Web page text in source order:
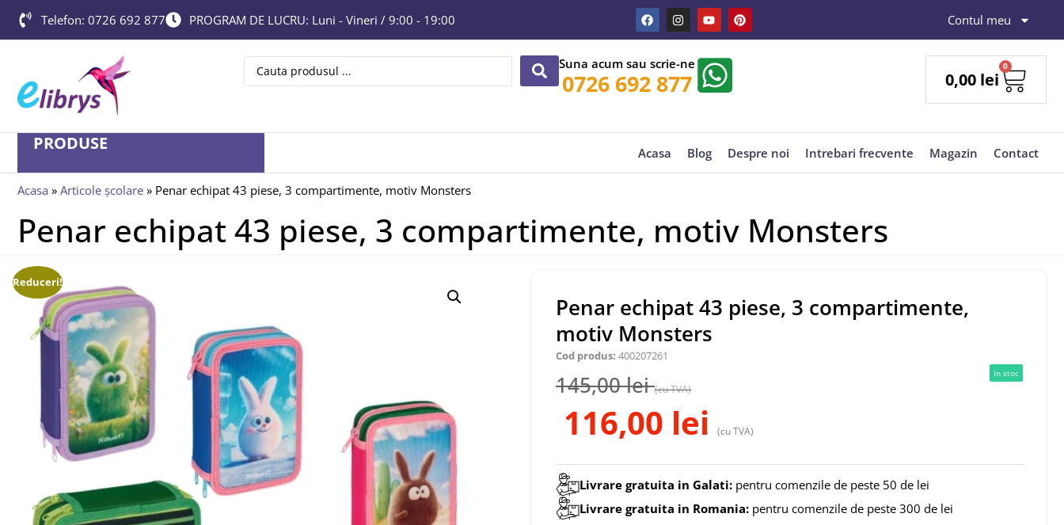
Telefon: 0726 692 877 PROGRAM DE LUCRU: Luni - Vineri / 9:00 - 19:00 Contul meu
Suna acum sau scrie-ne
0726 692 877 0,00 lei
0
PRODUSE Acasa Blog Despre noi Intrebari frecvente Magazin Contact
Acasa » Articole școlare » Penar echipat 43 piese, 3 compartimente, motiv Monsters
Penar echipat 43 piese, 3 compartimente, motiv Monsters
Reduceri!
Penar echipat 43 piese, 3 compartimente,
motiv Monsters
Cod produs: 400207261
145,00lei (cu TVA)
116,00 lei (cu TVA)
In stoc
Livrare gratuita in Galati: pentru comenzile de peste 50 de lei
Livrare gratuita in Romania: pentru comenzile de peste 300 de lei